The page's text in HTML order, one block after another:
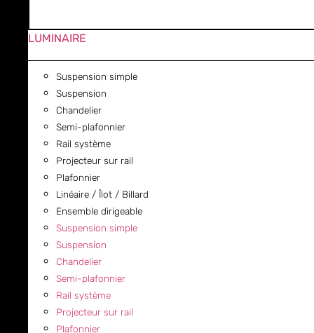
LUMINAIRE
Suspension simple
Suspension
Chandelier
Semi-plafonnier
Rail système
Projecteur sur rail
Plafonnier
Linéaire / Îlot / Billard
Ensemble dirigeable
Suspension simple
Suspension
Chandelier
Semi-plafonnier
Rail système
Projecteur sur rail
Plafonnier